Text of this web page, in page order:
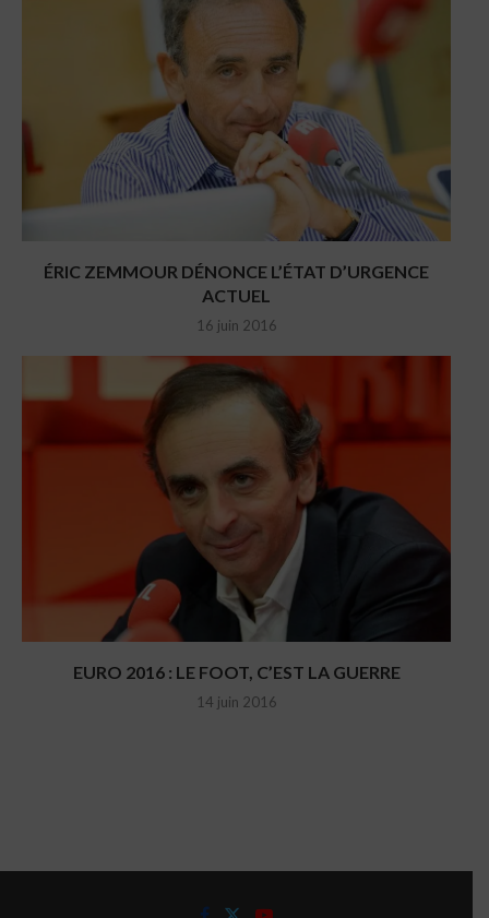
ÉRIC ZEMMOUR DÉNONCE L’ÉTAT D’URGENCE
ACTUEL
16 juin 2016
EURO 2016 : LE FOOT, C’EST LA GUERRE
14 juin 2016